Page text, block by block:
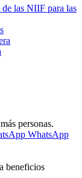
de las NIIF para las
personas.
WhatsApp
beneficios